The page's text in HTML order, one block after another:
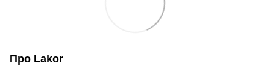
Про Lakor